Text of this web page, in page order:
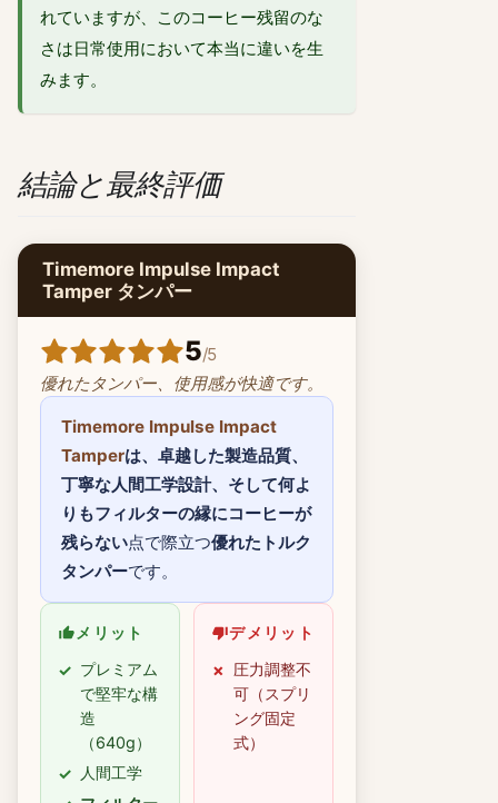
れていますが、このコーヒー残留のな
さは日常使用において本当に違いを生
みます。
結論と最終評価
Timemore Impulse Impact
Tamper タンパー
5/5
優れたタンパー、使用感が快適です。
Timemore Impulse Impact
Tamperは、 卓越した製造品質、
丁寧な人間工学設計、そして何よ
りもフィルターの縁にコーヒーが
残らない点で際立つ優れたトルク
タンパーです。
メリット
プレミアム
で堅牢な構
造
（640g）
人間工学
デメリット
圧力調整不
可（スプリ
ング固定
式）